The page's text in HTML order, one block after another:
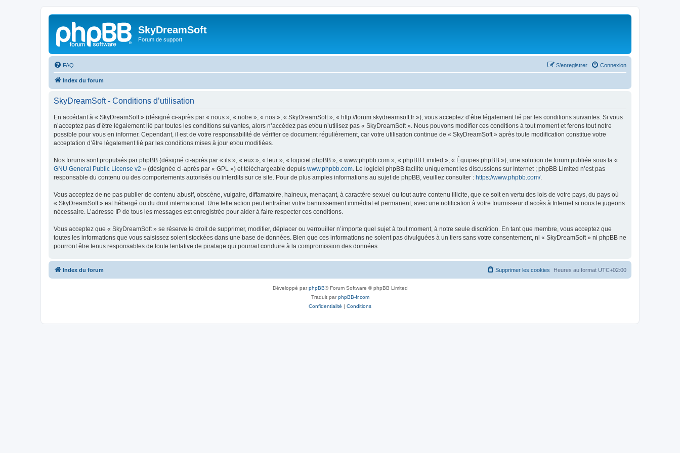
SkyDreamSoft
Forum de support
FAQ Connexion
S’enregistrer
Index du forum
SkyDreamSoft - Conditions d’utilisation
En accédant à « SkyDreamSoft » (désigné ci-après par « nous », « notre », « nos », « SkyDreamSoft », « http://forum.skydreamsoft.fr »), vous acceptez d’être légalement lié par les conditions suivantes. Si vous
n’acceptez pas d’être légalement lié par toutes les conditions suivantes, alors n’accédez pas et/ou n’utilisez pas « SkyDreamSoft ». Nous pouvons modifier ces conditions à tout moment et ferons tout notre
possible pour vous en informer. Cependant, il est de votre responsabilité de vérifier ce document régulièrement, car votre utilisation continue de « SkyDreamSoft » après toute modification constitue votre
acceptation d’être légalement lié par les conditions mises à jour et/ou modifiées.
Nos forums sont propulsés par phpBB (désigné ci-après par « ils », « eux », « leur », « logiciel phpBB », « www.phpbb.com », « phpBB Limited », « Équipes phpBB »), une solution de forum publiée sous la «
GNU General Public License v2 » (désignée ci-après par « GPL ») et téléchargeable depuis www.phpbb.com . Le logiciel phpBB facilite uniquement les discussions sur Internet ; phpBB Limited n’est pas
responsable du contenu ou des comportements autorisés ou interdits sur ce site. Pour de plus amples informations au sujet de phpBB, veuillez consulter : https://www.phpbb.com/.
Vous acceptez de ne pas publier de contenu abusif, obscène, vulgaire, diffamatoire, haineux, menaçant, à caractère sexuel ou tout autre contenu illicite, que ce soit en vertu des lois de votre pays, du pays où
« SkyDreamSoft » est hébergé ou du droit international. Une telle action peut entraîner votre bannissement immédiat et permanent, avec une notification à votre fournisseur d’accès à Internet si nous le jugeons
nécessaire. L’adresse IP de tous les messages est enregistrée pour aider à faire respecter ces conditions.
Vous acceptez que « SkyDreamSoft » se réserve le droit de supprimer, modifier, déplacer ou verrouiller n’importe quel sujet à tout moment, à notre seule discrétion. En tant que membre, vous acceptez que
toutes les informations que vous saisissez soient stockées dans une base de données. Bien que ces informations ne soient pas divulguées à un tiers sans votre consentement, ni « SkyDreamSoft » ni phpBB ne
pourront être tenus responsables de toute tentative de piratage qui pourrait conduire à la compromission des données.
Index du forum Heures au format UTC+02:00
Supprimer les cookies
Développé parphpBB® Forum Software © phpBB Limited
Traduit parphpBB-fr.com
Confidentialité | Conditions